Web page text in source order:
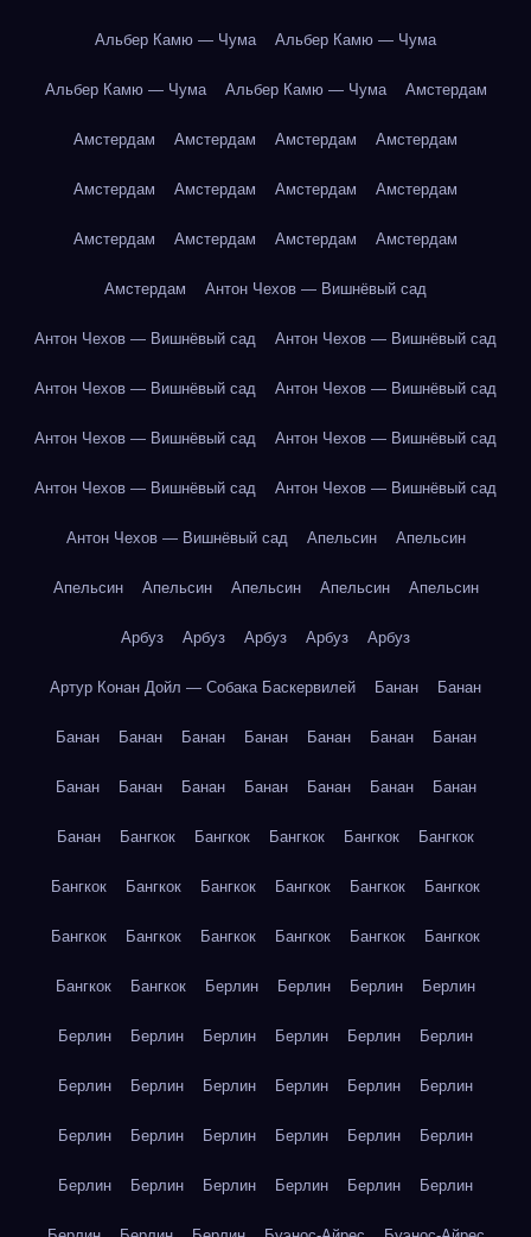
Альбер Камю — Чума Альбер Камю — Чума
Альбер Камю — Чума Альбер Камю — Чума Амстердам
Амстердам Амстердам Амстердам Амстердам
Амстердам Амстердам Амстердам Амстердам
Амстердам Амстердам Амстердам Амстердам
Амстердам Антон Чехов — Вишнёвый сад
Антон Чехов — Вишнёвый сад Антон Чехов — Вишнёвый сад
Антон Чехов — Вишнёвый сад Антон Чехов — Вишнёвый сад
Антон Чехов — Вишнёвый сад Антон Чехов — Вишнёвый сад
Антон Чехов — Вишнёвый сад Антон Чехов — Вишнёвый сад
Антон Чехов — Вишнёвый сад Апельсин Апельсин
Апельсин Апельсин Апельсин Апельсин Апельсин
Арбуз Арбуз Арбуз Арбуз Арбуз
Артур Конан Дойл — Собака Баскервилей Банан Банан
Банан Банан Банан Банан Банан Банан Банан
Банан Банан Банан Банан Банан Банан Банан
Банан Бангкок Бангкок Бангкок Бангкок Бангкок
Бангкок Бангкок Бангкок Бангкок Бангкок Бангкок
Бангкок Бангкок Бангкок Бангкок Бангкок Бангкок
Бангкок Бангкок Берлин Берлин Берлин Берлин
Берлин Берлин Берлин Берлин Берлин Берлин
Берлин Берлин Берлин Берлин Берлин Берлин
Берлин Берлин Берлин Берлин Берлин Берлин
Берлин Берлин Берлин Берлин Берлин Берлин